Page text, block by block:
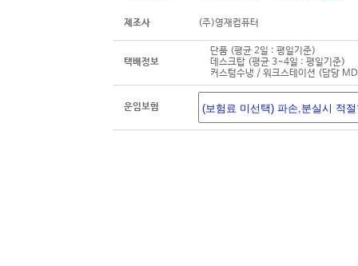
제조사 (주)영재컴퓨터
택배정보
단품 (평균 2일 : 평일기준)
데스크탑 (평균 3~4일 : 평일기준)
커스텀수냉 / 워크스테이션 (담당
운임보험